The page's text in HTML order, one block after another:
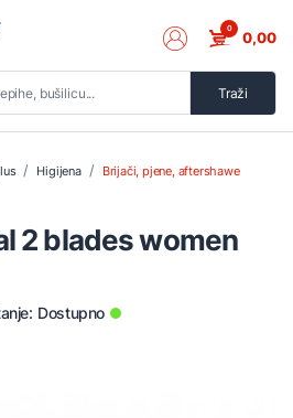
Traži
0 0,00
Higijena Brijači, pjene, aftershawe
2 blades women
Dostupno